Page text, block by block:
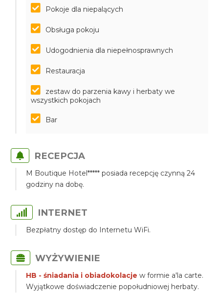
Pokoje dla niepalących
Obsługa pokoju
Udogodnienia dla niepełnosprawnych
Restauracja
zestaw do parzenia kawy i herbaty we
wszystkich pokojach
Bar
RECEPCJA
M Boutique Hotel***** posiada recepcję czynną 24
godziny na dobę.
INTERNET
Bezpłatny dostęp do Internetu WiFi.
WYŻYWIENIE
HB - śniadania i obiadokolacjew formie a'la carte.
Wyjątkowe doświadczenie popołudniowej herbaty.